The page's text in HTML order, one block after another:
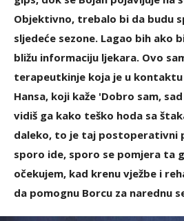
Objektivno, trebalo bi da budu
sljedeće sezone. Lagao bih ako
bližu informaciju ljekara. Ovo
terapeutkinje koja je u
Hansa, koji kaže 'Dobro sam,
vidiš ga kako teško hoda sa
daleko, to je taj postoperativni
sporo ide, sporo se pomjera ta
očekujem, kad krenu vježbe i
da pomognu Borcu za narednu